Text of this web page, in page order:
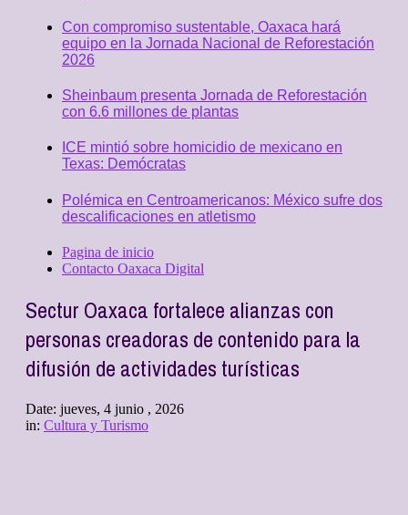
Con compromiso sustentable, Oaxaca hará
equipo en la Jornada Nacional de Reforestación
2026
Sheinbaum presenta Jornada de Reforestación
con 6.6 millones de plantas
ICE mintió sobre homicidio de mexicano en
Texas: Demócratas
Polémica en Centroamericanos: México sufre dos
descalificaciones en atletismo
Pagina de inicio
Contacto Oaxaca Digital
Sectur Oaxaca fortalece alianzas con
personas creadoras de contenido para la
difusión de actividades turísticas
Date: jueves, 4 junio , 2026
in: Cultura y Turismo